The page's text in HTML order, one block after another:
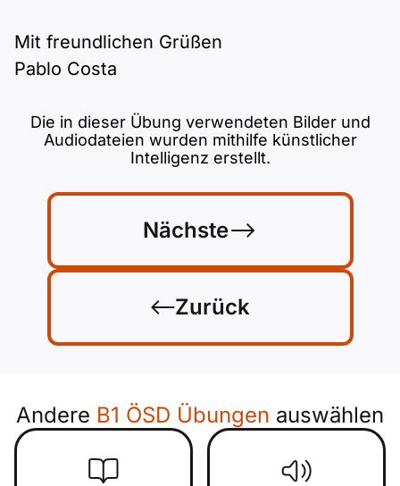
Mit freundlichen Grüßen
Pablo Costa
Zurück
Nächste
Die in dieser Übung verwendeten Bilder und
Audiodateien wurden mithilfe künstlicher
Intelligenz erstellt.
Andere B1 ÖSD Übungen auswählen